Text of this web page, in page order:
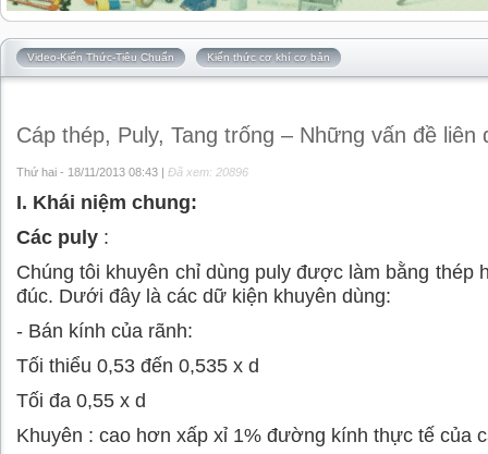
Video-Kiến Thức-Tiêu Chuẩn Kiến thức cơ khí cơ bản
Cáp thép, Puly, Tang trống – Những vấn đề liên
Thứ hai - 18/11/2013 08:43 | Đã xem: 20896
I. Khái niệm chung:
Các puly :
Chúng tôi khuyên chỉ dùng puly được làm bằng thép
đúc. Dưới đây là các dữ kiện khuyên dùng:
- Bán kính của rãnh:
Tối thiểu 0,53 đến 0,535 x d
Tối đa 0,55 x d
Khuyên : cao hơn xấp xỉ 1% đường kính thực tế của